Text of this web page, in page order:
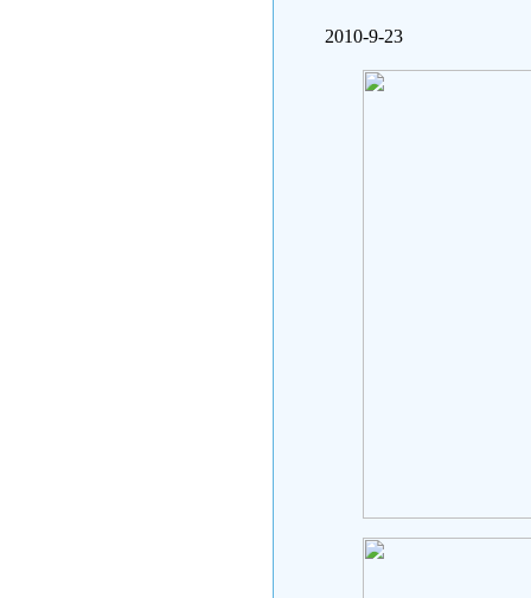
2010-9-23